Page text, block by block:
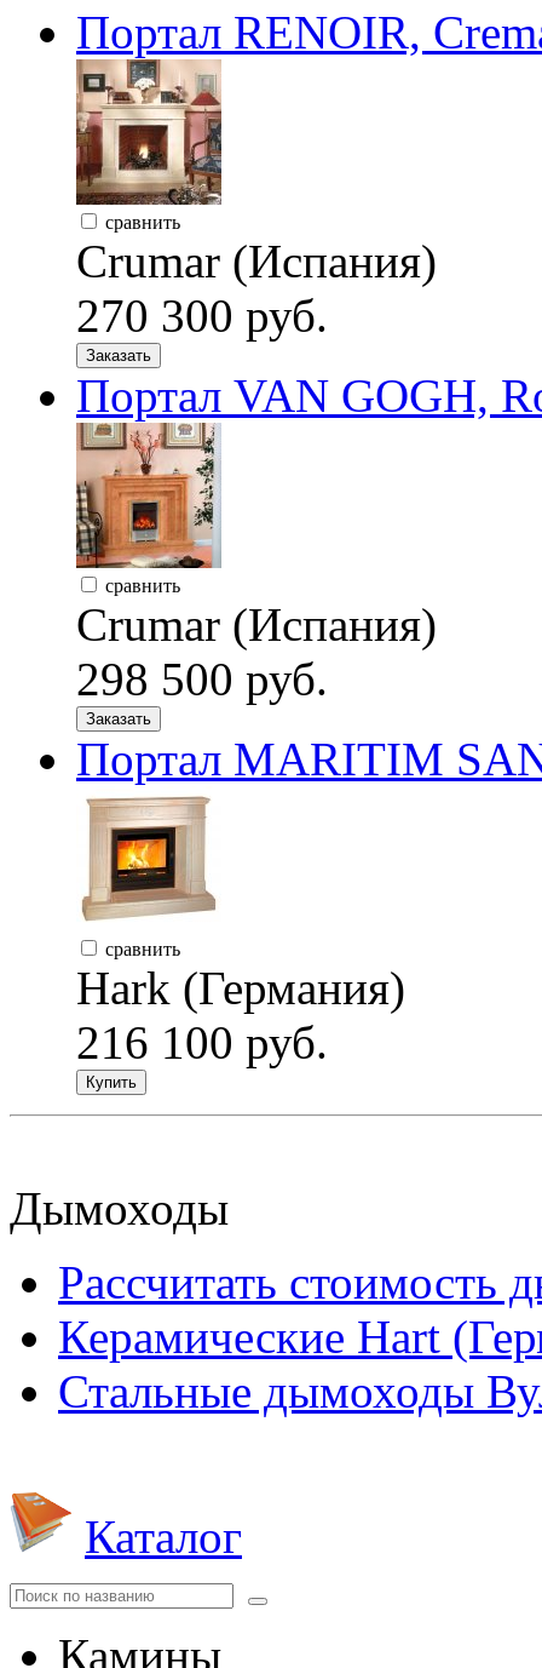
Портал RENOIR,
сравнить
Crumar (Испания)
270 300 руб.
Заказать
Портал VAN GOGH,
сравнить
Crumar (Испания)
298 500 руб.
Заказать
Портал MARITIM
сравнить
Hark (Германия)
216 100 руб.
Купить
Дымоходы
Рассчитать стоимость
Керамические Hart
Стальные дымоходы
Каталог
Камины